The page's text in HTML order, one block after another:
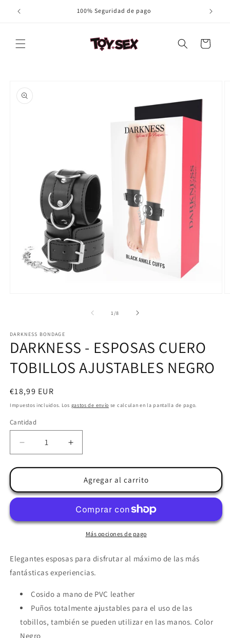
directamente
100% Seguridad de pago
Carrito
a la
información
una
ventana
modal
1 /de
8
DARKNESS BONDAGE
DARKNESS - ESPOSAS CUERO
TOBILLOS AJUSTABLES NEGRO
Precio
habitual
€18,99 EUR
Impuestos incluidos. Los gastos de envío se calculan en la pantalla de pago.
Cantidad
Reducir
cantidad
para
-
ESPOSAS
TOBILLOS
Aumentar
cantidad
para
DARKNESS
-
ESPOSAS
CUERO
TOBILLOS
AJUSTABLES
Agregar al carrito
Más opciones de pago
Elegantes esposas para disfrutar al máximo de las más
fantásticas experiencias.
Cosido a mano de PVC leather
Puños totalmente ajustables para el uso de las
tobillos, también se pueden utilizar en las manos. Color
Negro